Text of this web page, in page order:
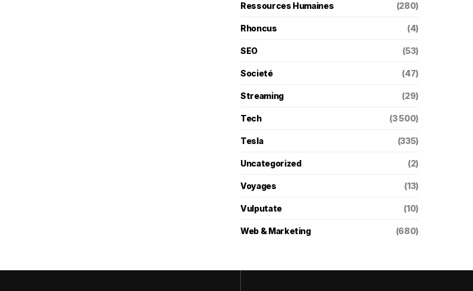
Ressources Humaines (280)
Rhoncus (4)
SEO (53)
Societé (47)
Streaming (29)
Tech (3 500)
Tesla (335)
Uncategorized (2)
Voyages (13)
Vulputate (10)
Web & Marketing (680)